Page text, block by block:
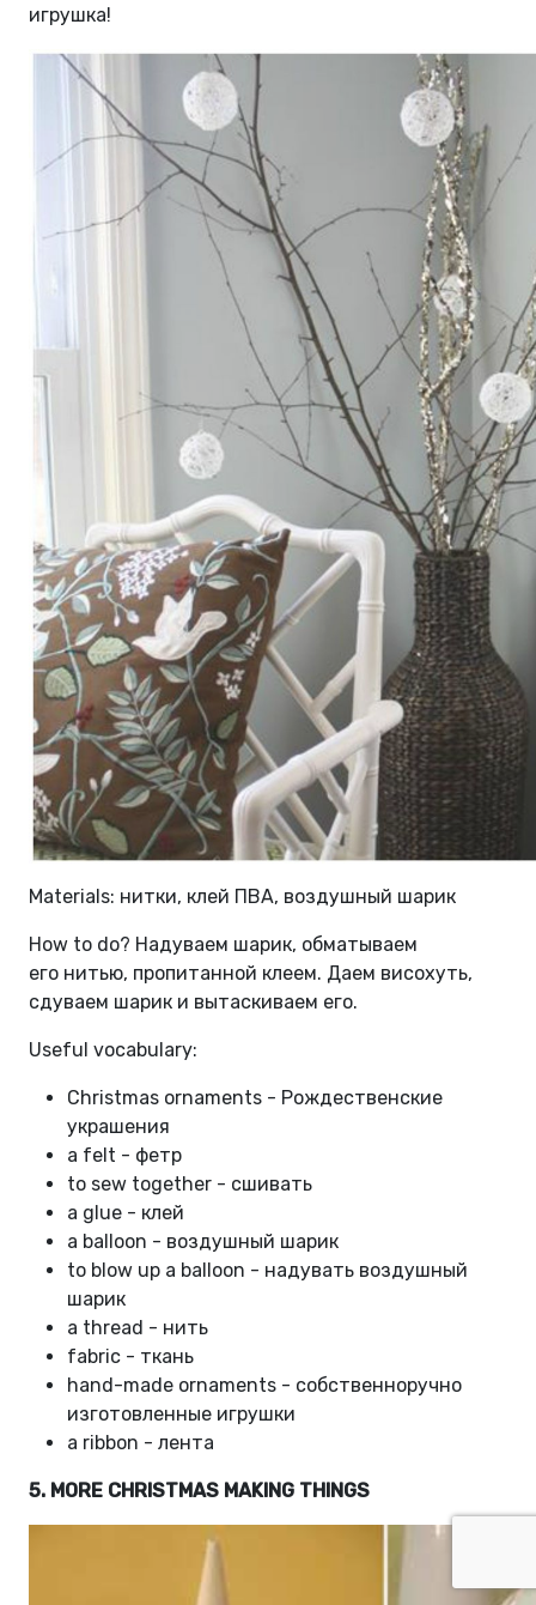
игрушка!
Materials: нитки, клей ПВА, воздушный шарик
How to do? Надуваем шарик, обматываем
его нитью, пропитанной клеем. Даем висохуть,
сдуваем шарик и вытаскиваем его.
Useful vocabulary:
Christmas ornaments - Рождественские
украшения
a felt - фетр
to sew together - сшивать
a glue - клей
a balloon - воздушный шарик
to blow up a balloon - надувать воздушный
шарик
a thread - нить
fabric - ткань
hand-made ornaments - собственноручно
изготовленные игрушки
a ribbon - лента
5. MORE CHRISTMAS MAKING THINGS